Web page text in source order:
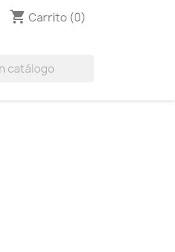
shopping_cart Carrito (0)